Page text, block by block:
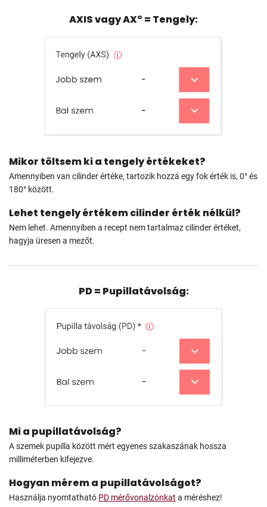
AXIS vagy AX° = Tengely:
Mikor töltsem ki a tengely értékeket?
Amennyiben van cilinder értéke, tartozik hozzá egy fok érték is, 0° és
180° között.
Lehet tengely értékem cilinder érték nélkül?
Nem lehet. Amennyiben a recept nem tartalmaz cilinder értéket,
hagyja üresen a mezőt.
PD = Pupillatávolság:
Mi a pupillatávolság?
A szemek pupilla között mért egyenes szakaszának hossza
milliméterben kifejezve.
Hogyan mérem a pupillatávolságot?
Használja nyomtatható PD mérővonalzónkat a méréshez!